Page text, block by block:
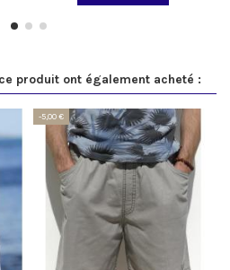
produit ont également acheté :
-5,00 €